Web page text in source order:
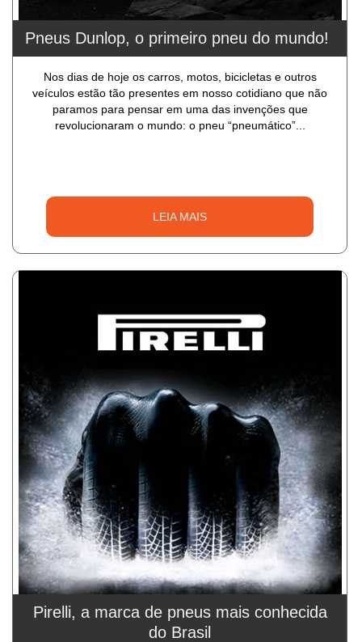
Pneus Dunlop, o primeiro pneu do mundo!
Nos dias de hoje os carros, motos, bicicletas e outros
veículos estão tão presentes em nosso cotidiano que não
paramos para pensar em uma das invenções que
revolucionaram o mundo: o pneu “pneumático”...
LEIA MAIS
Pirelli, a marca de pneus mais conhecida
do Brasil